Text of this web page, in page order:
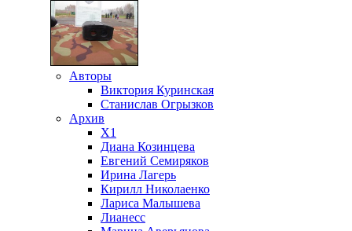
Авторы
Виктория Куринская
Станислав Огрызков
Архив
X1
Диана Козинцева
Евгений Семиряков
Ирина Лагерь
Кирилл Николаенко
Лариса Малышева
Лианесс